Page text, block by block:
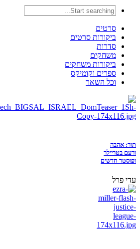
סרטים
ביקורות סרטים
סדרות
משחקים
ביקורות משחקים
ספרים וקומיקס
וכל השאר
תור: אהבה
ורעם בטריילר
ופוסטר חדשים
עדי פרל